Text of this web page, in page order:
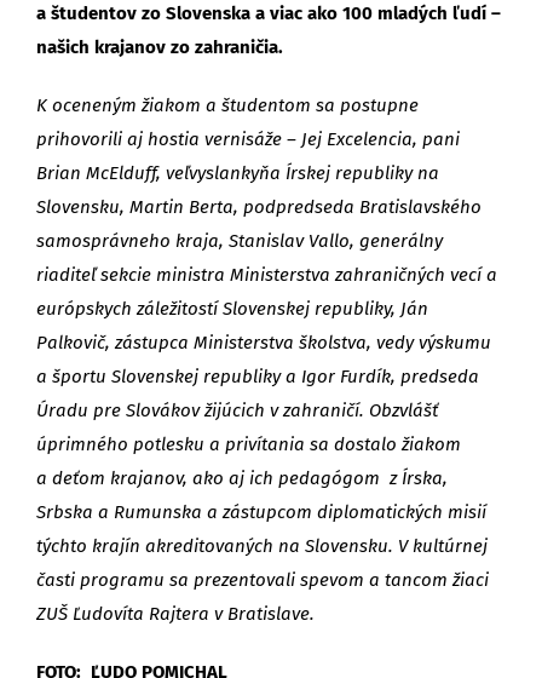
a študentov zo Slovenska a viac ako 100 mladých ľudí –
našich krajanov zo zahraničia.
K oceneným žiakom a študentom sa postupne
prihovorili aj hostia vernisáže – Jej Excelencia, pani
Brian McElduff, veľvyslankyňa Írskej republiky na
Slovensku, Martin Berta, podpredseda Bratislavského
samosprávneho kraja, Stanislav Vallo, generálny
riaditeľ sekcie ministra Ministerstva zahraničných vecí a
európskych záležitostí Slovenskej republiky, Ján
Palkovič, zástupca Ministerstva školstva, vedy výskumu
a športu Slovenskej republiky a Igor Furdík, predseda
Úradu pre Slovákov žijúcich v zahraničí. Obzvlášť
úprimného potlesku a privítania sa dostalo žiakom
a deťom krajanov, ako aj ich pedagógom z Írska,
Srbska a Rumunska a zástupcom diplomatických misií
týchto krajín akreditovaných na Slovensku. V kultúrnej
časti programu sa prezentovali spevom a tancom žiaci
ZUŠ Ľudovíta Rajtera v Bratislave.
FOTO: ĽUDO POMICHAL